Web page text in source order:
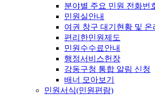
분야별 주요 민원 전화번
민원실안내
여권 창구 대기현황 및
편리한민원제도
민원수수료안내
행정서비스헌장
강동구청 통합 알림 신청
배너 모아보기
민원서식(민원편람)